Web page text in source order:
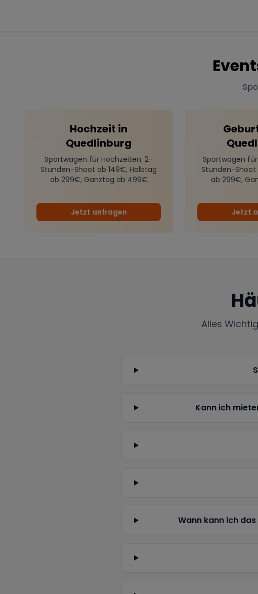
Hochzeit in
Quedlinburg
Sportwagen für Hochzeiten: 2-
Stunden-Shoot ab 149€, Halbtag
ab 299€, Ganztag ab 499€
Jetzt anfragen
Sportwagen
Stunden-Shoot
ab 299€,
Jetzt
Alles
Kann ich
Wann kann ich